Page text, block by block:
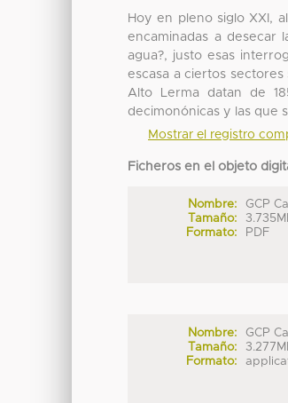
Hoy en pleno siglo XXI,
encaminadas a desecar
agua?, justo esas
escasa a ciertos sectores
Alto Lerma datan de
decimonónicas y las que
Mostrar el registro
Ficheros en el objeto
Nombre:
GCP
Tamaño:
Formato:
PDF
Nombre:
GCP
Tamaño:
Formato: